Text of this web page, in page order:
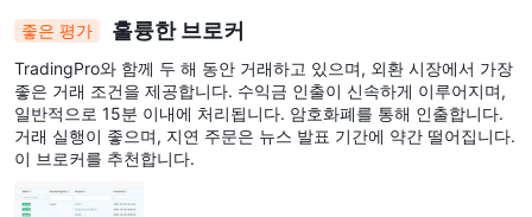
좋은 평가 훌륭한 브로커
TradingPro와 함께 두 해 동안 거래하고 있으며, 외환 시장에서 가장
좋은 거래 조건을 제공합니다. 수익금 인출이 신속하게 이루어지며,
일반적으로 15분 이내에 처리됩니다. 암호화폐를 통해 인출합니다.
거래 실행이 좋으며, 지연 주문은 뉴스 발표 기간에 약간 떨어집니다.
이 브로커를 추천합니다.